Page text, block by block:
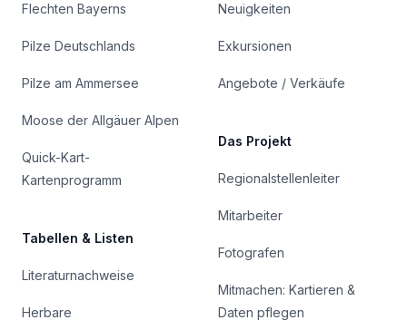
Flechten Bayerns
Pilze Deutschlands
Pilze am Ammersee
Moose der Allgäuer Alpen
Quick-Kart-
Kartenprogramm
Tabellen & Listen
Literaturnachweise
Herbare
Neuigkeiten
Exkursionen
Angebote / Verkäufe
Das Projekt
Regionalstellenleiter
Mitarbeiter
Fotografen
Mitmachen: Kartieren &
Daten pflegen